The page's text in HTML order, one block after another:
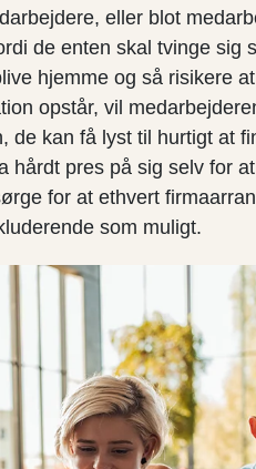
eller blot
de enten skal tvinge sig
hjemme og så risikere
opstår, vil
de kan få lyst til hurtigt at
pres på sig selv for
for at ethvert
som muligt.